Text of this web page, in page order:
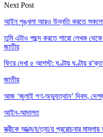
Next Post
আইন শৃঙ্খলা আরও উন্নতি করতে
তুমি এটাও পছন্দ করতে পারো লেখক
জাতীয়
ফিরে দেখা ৫ আগস্ট: ঘণ্টায় ঘণ্টায়
জাতীয়
আজ ‘জুলাই গণ-অভ্যুত্থান’ দিবস,
আইন-আদালত
স্ত্রীকে আ/ত্ম/হ/ত্যা/য় প্ররোচনার